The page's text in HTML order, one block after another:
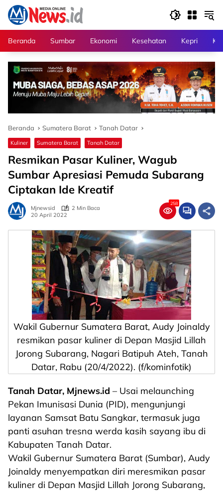
Langsung
konten
Beranda
Sumbar Ekonomi Kesehatan Kepri
Beranda Sumatera Barat Tanah Datar
Kuliner Sumatera Barat Tanah Datar
Resmikan Pasar Kuliner, Wagub
Sumbar Apresiasi Pemuda Subarang
Ciptakan Ide Kreatif
Mjnewsid
2 Min Baca
20 April 2022
258
Wakil Gubernur Sumatera Barat, Audy Joinaldy
resmikan pasar kuliner di Depan Masjid Lillah
Jorong Subarang, Nagari Batipuh Ateh, Tanah
Datar, Rabu (20/4/2022). (f/kominfotik)
Tanah Datar, Mjnews.id – Usai melaunching
Pekan Imunisasi Dunia (PID), mengunjungi
layanan Samsat Batu Sangkar, termasuk juga
panti asuhan tresna werda kasih sayang ibu di
Kabupaten Tanah Datar.
Wakil Gubernur Sumatera Barat (Sumbar), Audy
Joinaldy menyempatkan diri meresmikan pasar
kuliner di Depan Masjid Lillah Jorong Subarang,